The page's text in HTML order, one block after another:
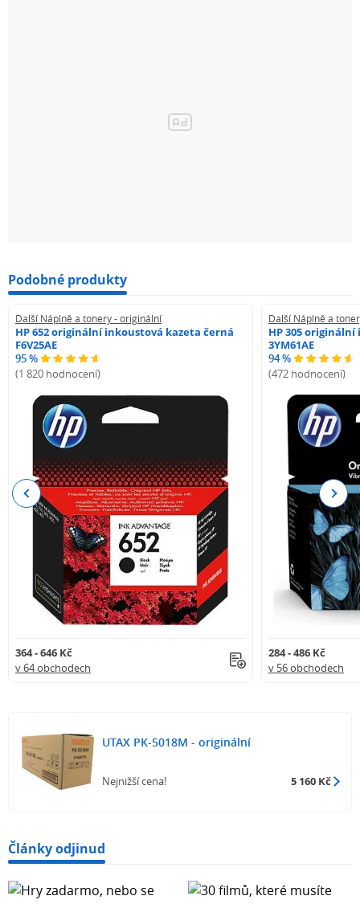
Podobné produkty
Další Náplně a tonery - originální
HP 652 originální inkoustová kazeta černá
F6V25AE
95 %
(1 820 hodnocení)
364 - 646 Kč
v 64 obchodech
Další Náplně a
HP 305
3YM61AE
94 %
(472 hodnocení)
284 - 486 Kč
v 56 obchodech
Previous Next
UTAX PK-5018M - originální
Nejnižší cena! 5 160 Kč
Články odjinud